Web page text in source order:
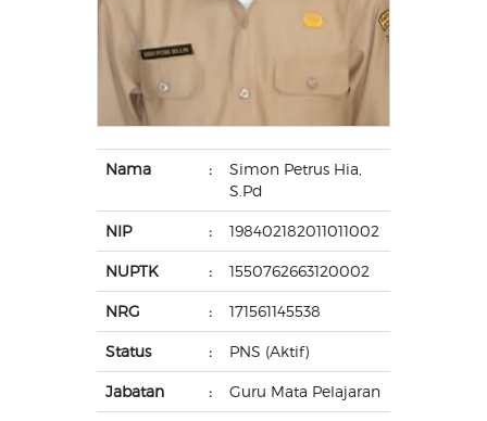
Nama :
Simon Petrus Hia,
S.Pd
NIP : 198402182011011002
NUPTK : 1550762663120002
NRG : 171561145538
Status : PNS (Aktif)
Jabatan : Guru Mata Pelajaran